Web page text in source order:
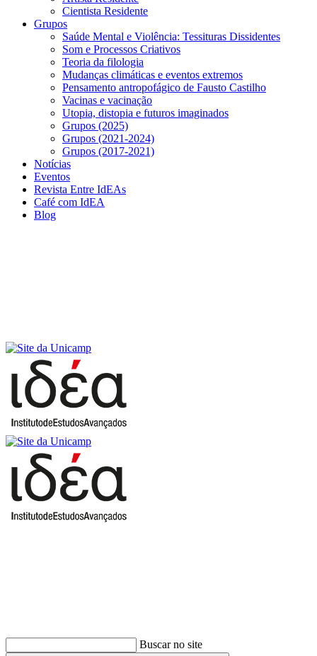
Cientista Residente
Grupos
Saúde Mental e Violência: Tessituras Dissidentes
Som e Processos Criativos
Teoria da filologia
Mudanças climáticas e eventos extremos
Pensamento antropofágico de Fausto Castilho
Vacinas e vacinação
Utopia, distopia e futuros imaginados
Grupos (2025)
Grupos (2021-2024)
Grupos (2017-2021)
Notícias
Eventos
Revista Entre IdEAs
Café com IdEA
Blog
Buscar no site